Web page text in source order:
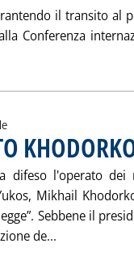
il transito al
Conferenza
difeso l'operato dei
Mikhail
Sebbene il
de...